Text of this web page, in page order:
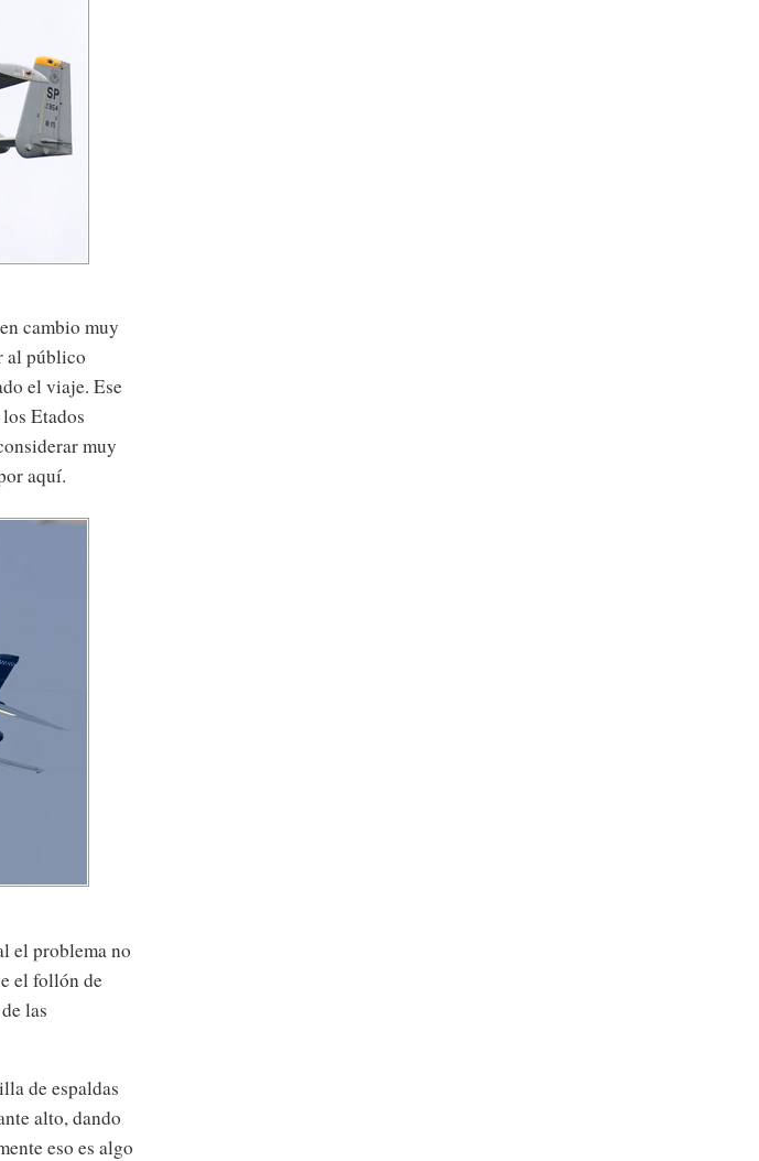
cambio muy
al público
el viaje. Ese
Etados
muy
aquí.
el problema no
el follón de
las
de espaldas
alto, dando
eso es algo